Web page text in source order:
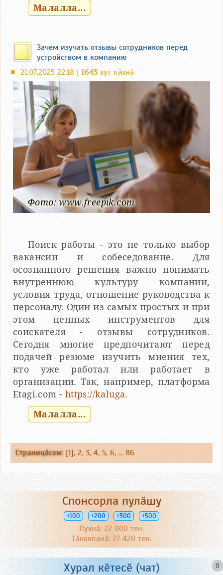
Малалла...
Зачем изучать отзывы сотрудников перед
устройством в компанию
■ 21.07.2025 22:18 | 1643 хут пӑхнӑ
Фото: www.freepik.com
Поиск работы - это не только выбор
вакансии и собеседование. Для
осознанного решения важно понимать
внутреннюю культуру компании,
условия труда, отношение руководства к
персоналу. Один из самых простых и при
этом ценных инструментов для
соискателя - отзывы сотрудников.
Сегодня многие предпочитают перед
подачей резюме изучить мнения тех,
кто уже работал или работает в
организации. Так, например, платформа
Etagi.com - https://kaluga.
Малалла...
Страницӑсем: [1], 2, 3, 4, 5, 6, ... 86
Спонсорла пулӑшу
+100 +200 +300 +500
Пухнӑ: 22 000 тен.
Тӑкакланӑ: 27 420 тен.
0
Хурал кӗтесӗ (чат)